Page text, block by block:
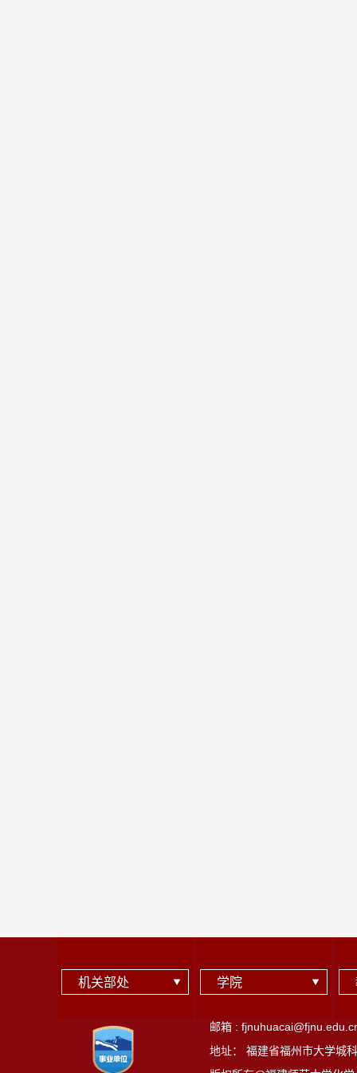
机关部处 学院
邮箱 :
地址： 福建省福州市大学城